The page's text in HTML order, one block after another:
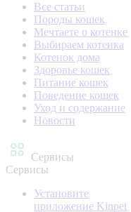
Все статьи
Породы кошек
Мечтаете о котенке
Выбираем котенка
Котенок дома
Здоровье кошек
Питание кошек
Поведение кошек
Уход и содержание
Новости
Сервисы
Сервисы
Установите
приложение Kinpet